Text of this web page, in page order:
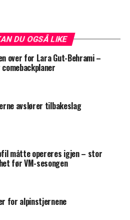
DU OGSÅ LIKE
over for Lara Gut-Behrami –
avslører tilbakeslag
måtte opereres igjen – stor
før VM-sesongen
for alpinstjernene